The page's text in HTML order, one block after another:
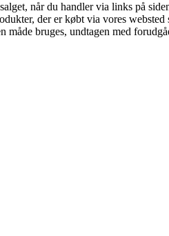
når du handler via links på
der er købt via vores
måde bruges, undtagen med